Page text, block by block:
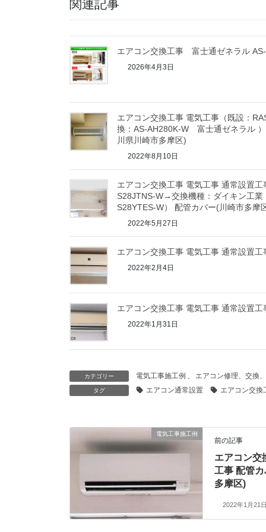
関連記事
エアコン交換工事 富士通ゼネラル
2026年4月3日
エアコン交換工事 電気工事（既設：
換：AS-AH280K-W 富士通ゼネラル
川県川崎市多摩区)
2022年8月10日
エアコン交換工事 電気工事 通常設置
S28JTNS-W→交換機種：ダイキン
S28YTES-W） 配管カバー(川崎市多摩
2022年5月27日
エアコン交換工事 電気工事 通常設置
2022年2月4日
エアコン交換工事 電気工事 通常設置
2022年1月31日
カテゴリー 電気工事施工例 エアコン修理、交換
タグ エアコン通常設置 エアコン交換
電気工事施工例
前の記事
エアコン交
工事 配管
多摩区)
2022年1月21